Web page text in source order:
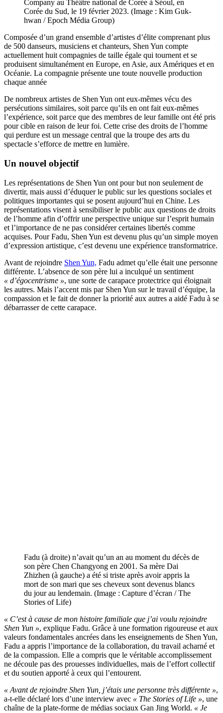
Company au Théâtre national de Corée à Séoul, en
Corée du Sud, le 19 février 2023. (Image : Kim Guk-
hwan / Epoch Média Group)
Composée d’un grand ensemble d’artistes d’élite comprenant plus
de 500 danseurs, musiciens et chanteurs, Shen Yun compte
actuellement huit compagnies de taille égale qui tournent et se
produisent simultanément en Europe, en Asie, aux Amériques et en
Océanie. La compagnie présente une toute nouvelle production
chaque année
De nombreux artistes de Shen Yun ont eux-mêmes vécu des
persécutions similaires, soit parce qu’ils en ont fait eux-mêmes
l’expérience, soit parce que des membres de leur famille ont été pris
pour cible en raison de leur foi. Cette crise des droits de l’homme
qui perdure est un message central que la troupe des arts du
spectacle s’efforce de mettre en lumière.
Un nouvel objectif
Les représentations de Shen Yun ont pour but non seulement de
divertir, mais aussi d’éduquer le public sur les questions sociales et
politiques importantes qui se posent aujourd’hui en Chine. Les
représentations visent à sensibiliser le public aux questions de droits
de l’homme afin d’offrir une perspective unique sur l’esprit humain
et l’importance de ne pas considérer certaines libertés comme
acquises. Pour Fadu, Shen Yun est devenu plus qu’un simple moyen
d’expression artistique, c’est devenu une expérience transformatrice.
Avant de rejoindre Shen Yun, Fadu admet qu’elle était une personne
différente. L’absence de son père lui a inculqué un sentiment
« d’égocentrisme », une sorte de carapace protectrice qui éloignait
les autres. Mais l’accent mis par Shen Yun sur le travail d’équipe, la
compassion et le fait de donner la priorité aux autres a aidé Fadu à se
débarrasser de cette carapace.
Fadu (à droite) n’avait qu’un an au moment du décès de
son père Chen Changyong en 2001. Sa mère Dai
Zhizhen (à gauche) a été si triste après avoir appris la
mort de son mari que ses cheveux sont devenus blancs
du jour au lendemain. (Image : Capture d’écran / The
Stories of Life)
« C’est à cause de mon histoire familiale que j’ai voulu rejoindre
Shen Yun », explique Fadu. Grâce à une formation rigoureuse et aux
valeurs fondamentales ancrées dans les enseignements de Shen Yun,
Fadu a appris l’importance de la collaboration, du travail acharné et
de la compassion. Elle a compris que le véritable accomplissement
ne découle pas des prouesses individuelles, mais de l’effort collectif
et du soutien apporté à ceux qui l’entourent.
« Avant de rejoindre Shen Yun, j’étais une personne très différente »,
a-t-elle déclaré lors d’une interview avec « The Stories of Life », une
chaîne de la plate-forme de médias sociaux Gan Jing World. « Je